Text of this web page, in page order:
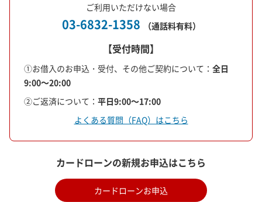
ご利用いただけない場合
03-6832-1358 （通話料有料）
【受付時間】
①お借入のお申込・受付、その他ご契約について ： 全日
9:00～20:00
②ご返済について ： 平日9:00～17:00
よくある質問（FAQ）はこちら
カードローンの新規お申込はこちら
カードローンお申込